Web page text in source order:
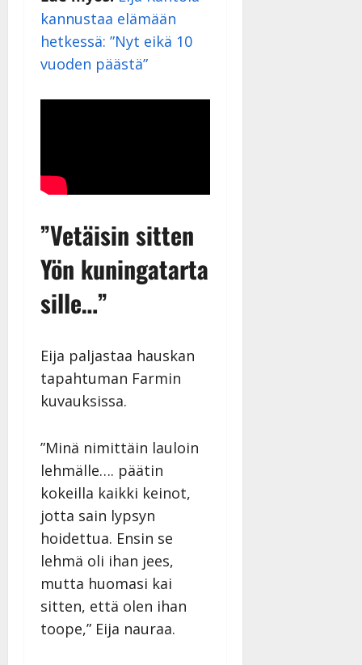
kannustaa elämään
hetkessä: ”Nyt eikä 10
vuoden päästä”
”Vetäisin sitten
Yön kuningatarta
sille…”
Eija paljastaa hauskan
tapahtuman Farmin
kuvauksissa.
”Minä nimittäin lauloin
lehmälle…. päätin
kokeilla kaikki keinot,
jotta sain lypsyn
hoidettua. Ensin se
lehmä oli ihan jees,
mutta huomasi kai
sitten, että olen ihan
toope,” Eija nauraa.